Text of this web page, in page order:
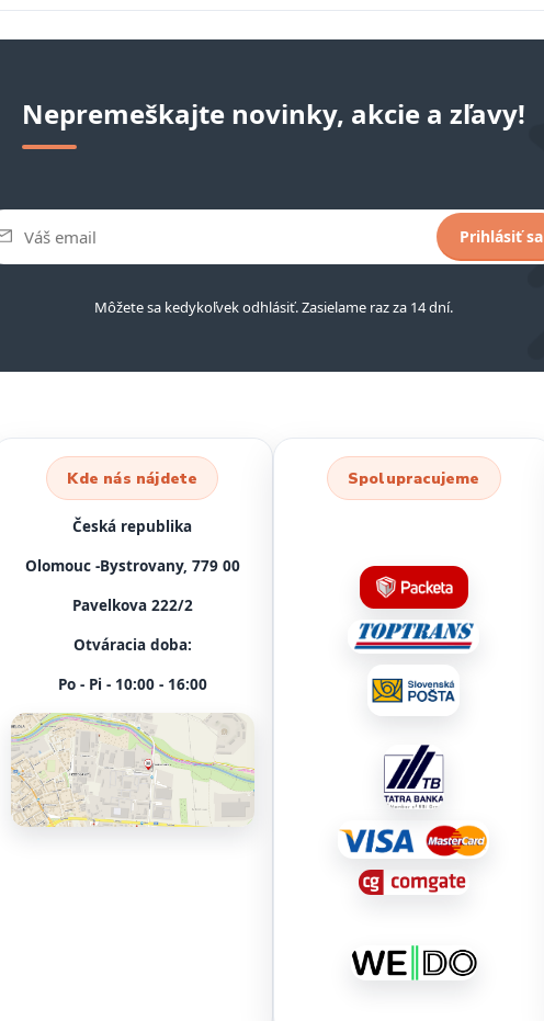
Nepremeškajte novinky, akcie a zľavy!
Prihlásiť sa
Môžete sa kedykoľvek odhlásiť. Zasielame raz za 14 dní.
Kde nás nájdete
Česká republika
Olomouc -Bystrovany, 779 00
Pavelkova 222/2
Otváracia doba:
Po - Pi - 10:00 - 16:00
Spolupracujeme